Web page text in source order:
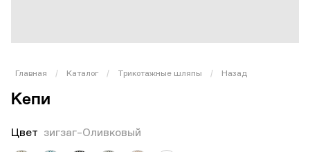
Главная / Каталог / Трикотажные шляпы / Назад
Кепи
Цвет зигзаг-Оливковый